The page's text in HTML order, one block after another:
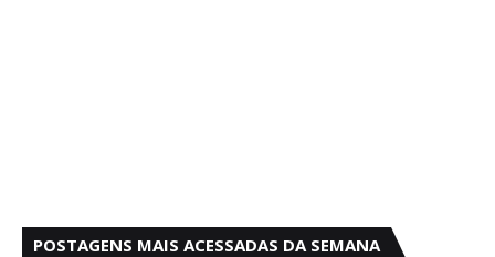
POSTAGENS MAIS ACESSADAS DA SEMANA